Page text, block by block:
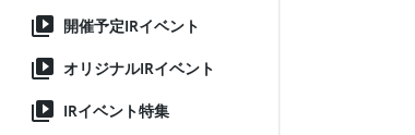
開催予定IRイベント
オリジナルIRイベント
IRイベント特集